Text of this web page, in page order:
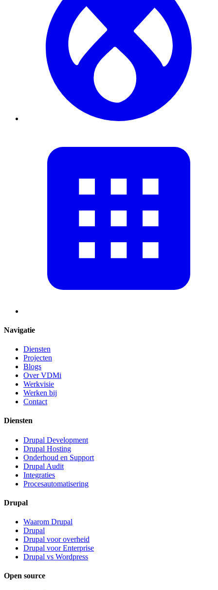
Navigatie
Diensten
Projecten
Blogs
Over VDMi
Werkvisie
Werken bij
Contact
Diensten
Drupal Development
Drupal Hosting
Onderhoud en Support
Drupal Audit
Integraties
Procesautomatisering
Drupal
Waarom Drupal
Drupal
Drupal voor overheid
Drupal voor Enterprise
Drupal vs Wordpress
Open source